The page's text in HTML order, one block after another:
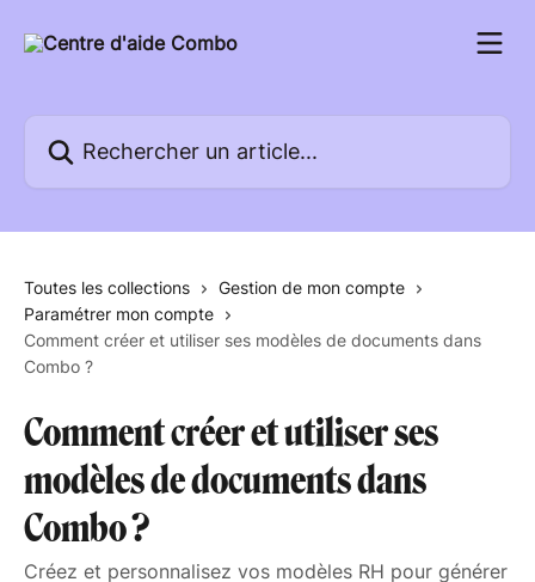
Toutes les collections
Gestion de mon compte
Paramétrer mon compte
Comment créer et utiliser ses modèles de documents dans
Combo ?
Comment créer et utiliser ses
modèles de documents dans
Combo ?
Créez et personnalisez vos modèles RH pour générer